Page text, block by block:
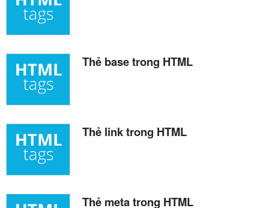
Thẻ base trong HTML
Thẻ link trong HTML
Thẻ meta trong HTML